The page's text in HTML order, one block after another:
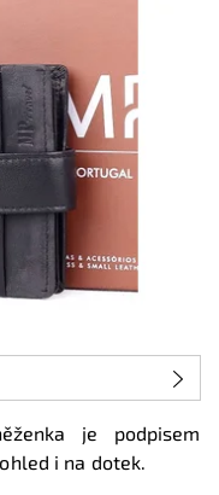
je podpisem
i na dotek.